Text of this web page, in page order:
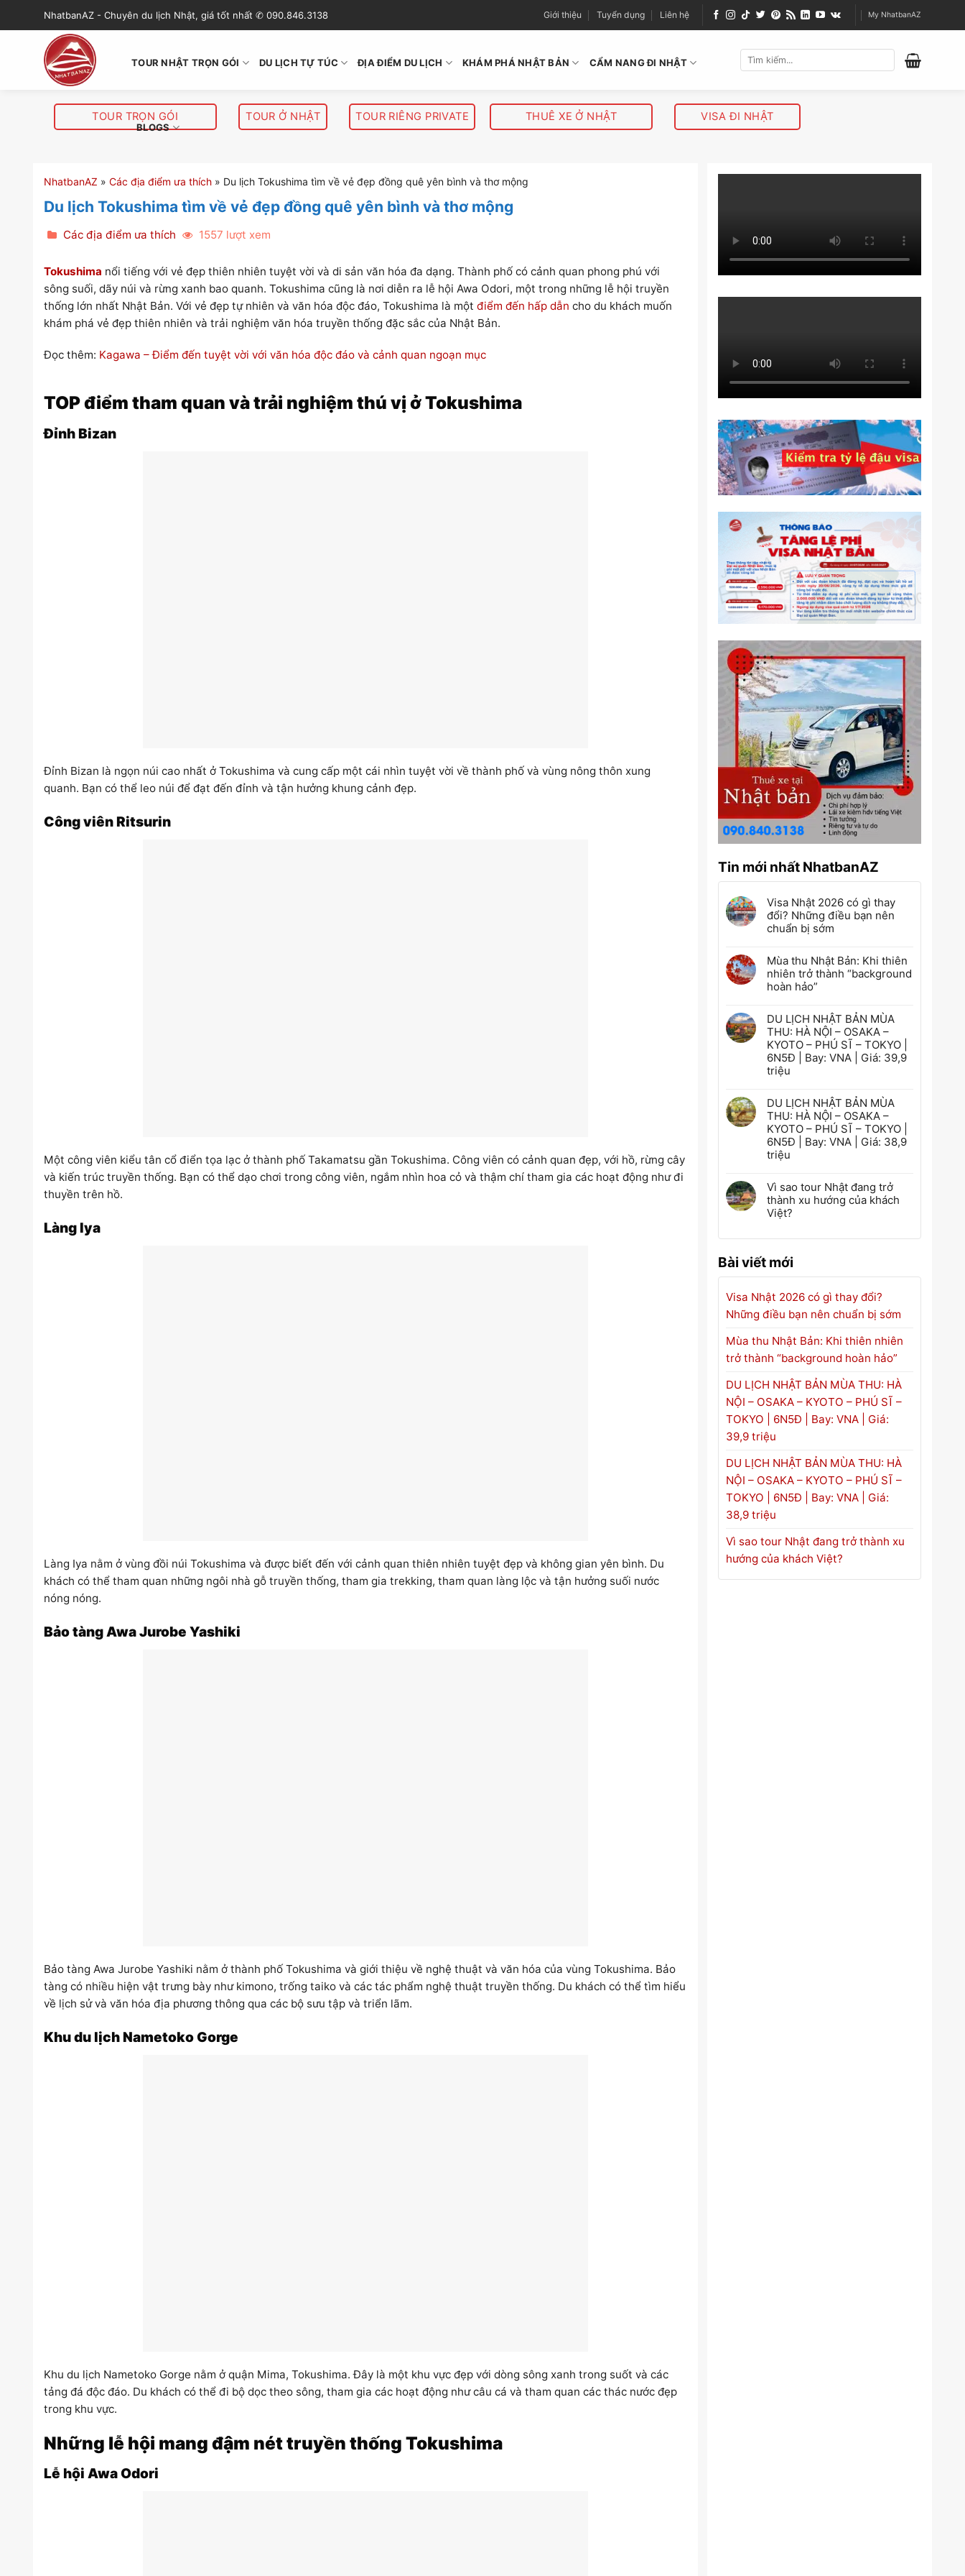
NhatbanAZ - Chuyên du lịch Nhật, giá tốt nhất ✆ 090.846.3138 Giới thiệu Tuyển dụng Liên hệ My NhatbanAZ
TOUR NHẬT TRỌN GÓI DU LỊCH TỰ TÚC ĐỊA ĐIỂM DU LỊCH KHÁM PHÁ NHẬT BẢN CẨM NANG ĐI NHẬT
BLOGS
TOUR TRỌN GÓI TOUR Ở NHẬT TOUR RIÊNG PRIVATE THUÊ XE Ở NHẬT VISA ĐI NHẬT
NhatbanAZ » Các địa điểm ưa thích » Du lịch Tokushima tìm về vẻ đẹp đồng quê yên bình và thơ mộng
Du lịch Tokushima tìm về vẻ đẹp đồng quê yên bình và thơ mộng
Các địa điểm ưa thích 1557 lượt xem
Tokushima nổi tiếng với vẻ đẹp thiên nhiên tuyệt vời và di sản văn hóa đa dạng. Thành phố có cảnh quan phong phú với
sông suối, dãy núi và rừng xanh bao quanh. Tokushima cũng là nơi diễn ra lễ hội Awa Odori, một trong những lễ hội truyền
thống lớn nhất Nhật Bản. Với vẻ đẹp tự nhiên và văn hóa độc đáo, Tokushima là một điểm đến hấp dẫn cho du khách muốn
khám phá vẻ đẹp thiên nhiên và trải nghiệm văn hóa truyền thống đặc sắc của Nhật Bản.
Đọc thêm: Kagawa – Điểm đến tuyệt vời với văn hóa độc đáo và cảnh quan ngoạn mục
TOP điểm tham quan và trải nghiệm thú vị ở Tokushima
Đỉnh Bizan
Đỉnh Bizan là ngọn núi cao nhất ở Tokushima và cung cấp một cái nhìn tuyệt vời về thành phố và vùng nông thôn xung
quanh. Bạn có thể leo núi để đạt đến đỉnh và tận hưởng khung cảnh đẹp.
Công viên Ritsurin
Một công viên kiểu tân cổ điển tọa lạc ở thành phố Takamatsu gần Tokushima. Công viên có cảnh quan đẹp, với hồ, rừng cây
và kiến trúc truyền thống. Bạn có thể dạo chơi trong công viên, ngắm nhìn hoa cỏ và thậm chí tham gia các hoạt động như đi
thuyền trên hồ.
Làng Iya
Làng Iya nằm ở vùng đồi núi Tokushima và được biết đến với cảnh quan thiên nhiên tuyệt đẹp và không gian yên bình. Du
khách có thể tham quan những ngôi nhà gỗ truyền thống, tham gia trekking, tham quan làng lộc và tận hưởng suối nước
nóng nóng.
Bảo tàng Awa Jurobe Yashiki
Bảo tàng Awa Jurobe Yashiki nằm ở thành phố Tokushima và giới thiệu về nghệ thuật và văn hóa của vùng Tokushima. Bảo
tàng có nhiều hiện vật trưng bày như kimono, trống taiko và các tác phẩm nghệ thuật truyền thống. Du khách có thể tìm hiểu
về lịch sử và văn hóa địa phương thông qua các bộ sưu tập và triển lãm.
Khu du lịch Nametoko Gorge
Khu du lịch Nametoko Gorge nằm ở quận Mima, Tokushima. Đây là một khu vực đẹp với dòng sông xanh trong suốt và các
tảng đá độc đáo. Du khách có thể đi bộ dọc theo sông, tham gia các hoạt động như câu cá và tham quan các thác nước đẹp
trong khu vực.
Những lễ hội mang đậm nét truyền thống Tokushima
Lễ hội Awa Odori
Tin mới nhất NhatbanAZ
Visa Nhật 2026 có gì thay
đổi? Những điều bạn nên
chuẩn bị sớm
Mùa thu Nhật Bản: Khi thiên
nhiên trở thành “background
hoàn hảo”
DU LỊCH NHẬT BẢN MÙA
THU: HÀ NỘI – OSAKA –
KYOTO – PHÚ SĨ – TOKYO |
6N5Đ | Bay: VNA | Giá: 39,9
triệu
DU LỊCH NHẬT BẢN MÙA
THU: HÀ NỘI – OSAKA –
KYOTO – PHÚ SĨ – TOKYO |
6N5Đ | Bay: VNA | Giá: 38,9
triệu
Vì sao tour Nhật đang trở
thành xu hướng của khách
Việt?
Bài viết mới
Visa Nhật 2026 có gì thay đổi?
Những điều bạn nên chuẩn bị sớm
Mùa thu Nhật Bản: Khi thiên nhiên
trở thành “background hoàn hảo”
DU LỊCH NHẬT BẢN MÙA THU: HÀ
NỘI – OSAKA – KYOTO – PHÚ SĨ –
TOKYO | 6N5Đ | Bay: VNA | Giá:
39,9 triệu
DU LỊCH NHẬT BẢN MÙA THU: HÀ
NỘI – OSAKA – KYOTO – PHÚ SĨ –
TOKYO | 6N5Đ | Bay: VNA | Giá:
38,9 triệu
Vì sao tour Nhật đang trở thành xu
hướng của khách Việt?